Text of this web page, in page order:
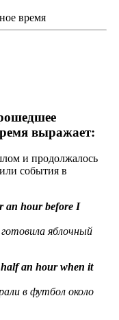
время
выражает:
и продолжалось
события в
an hour before I
яблочный
an hour when it
в футбол около